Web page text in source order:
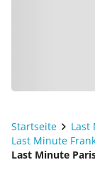
Startseite Last
Last Minute
Last Minute